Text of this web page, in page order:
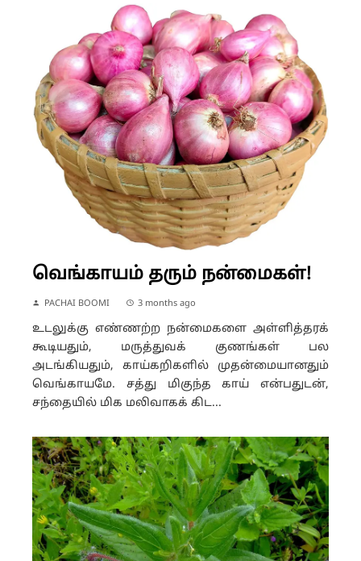
வெங்காயம் தரும் நன்மைகள்!
PACHAI BOOMI 3 months ago
உடலுக்கு எண்ணற்ற நன்மைகளை அள்ளித்தரக்
கூடியதும், மருத்துவக் குணங்கள் பல
அடங்கியதும், காய்கறிகளில் முதன்மையானதும்
வெங்காயமே. சத்து மிகுந்த காய் என்பதுடன்,
சந்தையில் மிக மலிவாகக் கிட...